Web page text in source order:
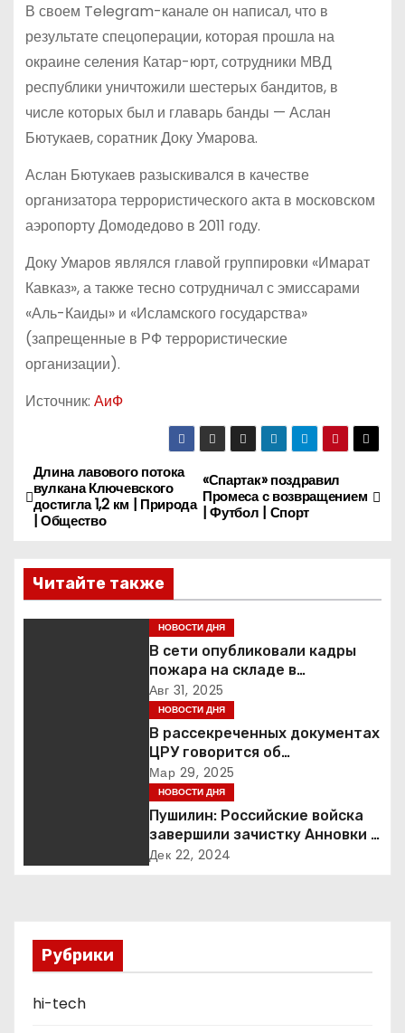
В своем Telegram-канале он написал, что в
результате спецоперации, которая прошла на
окраине селения Катар-юрт, сотрудники МВД
республики уничтожили шестерых бандитов, в
числе которых был и главарь банды — Аслан
Бютукаев, соратник Доку Умарова.
Аслан Бютукаев разыскивался в качестве
организатора террористического акта в московском
аэропорту Домодедово в 2011 году.
Доку Умаров являлся главой группировки «Имарат
Кавказ», а также тесно сотрудничал с эмиссарами
«Аль-Каиды» и «Исламского государства»
(запрещенные в РФ террористические
организации).
Источник: АиФ
Н
а
и
о
а
п
и
«Спартак» поздравил
Промеса с возвращением
| Футбол | Спорт
Длина лавового потока
вулкана Ключевского
достигла 1,2 км | Природа
| Общество
Читайте также
НОВОСТИ ДНЯ
В сети опубликовали кадры
пожара на складе в
подмосковной Балашихе
Авг 31, 2025
НОВОСТИ ДНЯ
В рассекреченных документах
ЦРУ говорится об
«обнаружении» Ковчега
Завета
Мар 29, 2025
НОВОСТИ ДНЯ
Пушилин: Российские войска
завершили зачистку Анновки в
ДНР
Дек 22, 2024
Рубрики
hi-tech